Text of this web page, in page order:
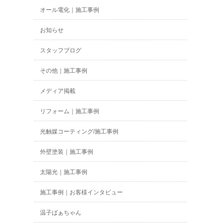
オール電化｜施工事例
お知らせ
スタッフブログ
その他｜施工事例
メディア掲載
リフォーム｜施工事例
光触媒コーティング/施工事例
外壁塗装｜施工事例
太陽光｜施工事例
施工事例｜お客様インタビュー
温子ばぁちゃん